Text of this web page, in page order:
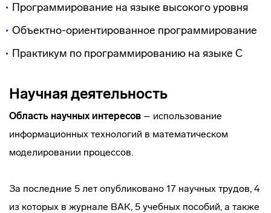
Программирование на языке высокого уровня
Объектно-ориентированное программирование
Практикум по программированию на языке С
Научная деятельность
Область научных интересов – использование
информационных технологий в математическом
моделировании процессов.
За последние 5 лет опубликовано 17 научных трудов, 4
из которых в журнале ВАК, 5 учебных пособий, а также